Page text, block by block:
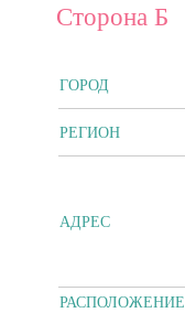
Сторона Б
ГОРОД
РЕГИОН
АДРЕС
РАСПОЛОЖЕНИЕ